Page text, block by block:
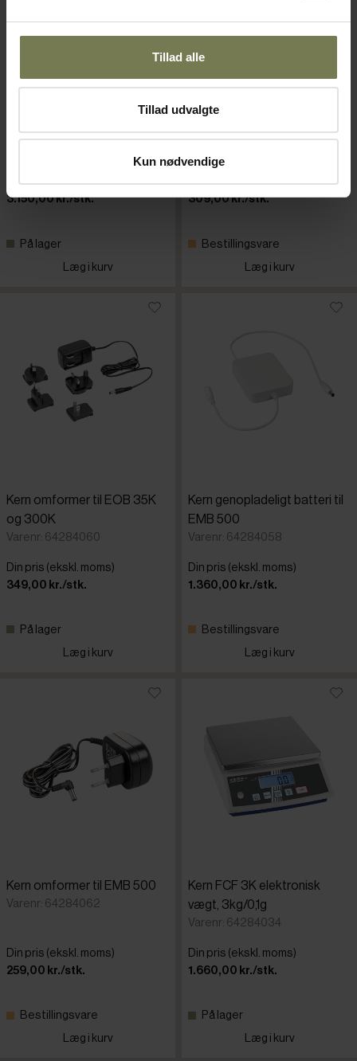
Tillad alle
Tillad udvalgte
Kun nødvendige
Soehnle 9055 vægt, 60 kg,
inkl. batteri
Din pris (ekskl. moms)
3.150,00 kr./stk.
På lager
Læg i kurv
Kern omformer til WTB 6K
Varenr: 64284052
Din pris (ekskl. moms)
309,00 kr./stk.
Bestillingsvare
Læg i kurv
Kern omformer til EOB 35K
og 300K
Varenr: 64284060
Din pris (ekskl. moms)
349,00 kr./stk.
På lager
Læg i kurv
Kern genopladeligt batteri til
EMB 500
Varenr: 64284058
Din pris (ekskl. moms)
1.360,00 kr./stk.
Bestillingsvare
Læg i kurv
Kern omformer til EMB 500
Varenr: 64284062
Din pris (ekskl. moms)
259,00 kr./stk.
Bestillingsvare
Læg i kurv
Kern FCF 3K elektronisk
vægt, 3kg/0,1g
Varenr: 64284034
Din pris (ekskl. moms)
1.660,00 kr./stk.
På lager
Læg i kurv